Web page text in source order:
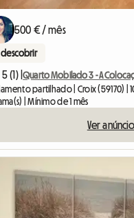
500 € / mês
descobrir
5 (1) |Quarto Mobilado 3 - A
partilhado | Croix (59170) |
| Mínimo de 1 mês
Ver anúncio